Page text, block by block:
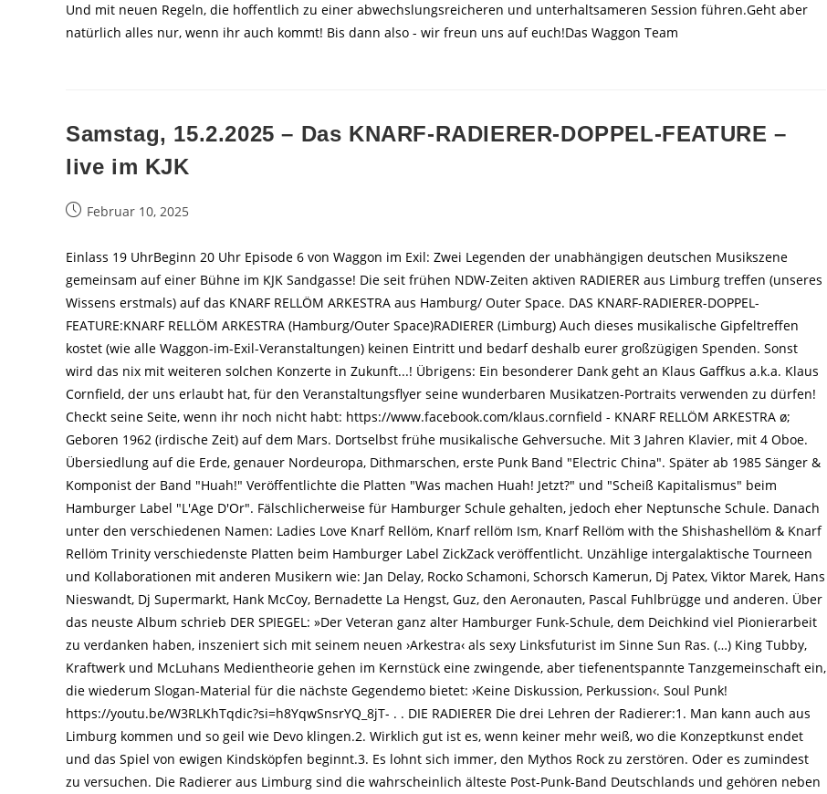
Und mit neuen Regeln, die hoffentlich zu einer abwechslungsreicheren und unterhaltsameren Session führen.Geht aber
natürlich alles nur, wenn ihr auch kommt! Bis dann also - wir freun uns auf euch!Das Waggon Team
Samstag, 15.2.2025 – Das KNARF-RADIERER-DOPPEL-FEATURE –
live im KJK
BeitragFebruar 10, 2025
Einlass 19 UhrBeginn 20 Uhr Episode 6 von Waggon im Exil: Zwei Legenden der unabhängigen deutschen Musikszene
gemeinsam auf einer Bühne im KJK Sandgasse! Die seit frühen NDW-Zeiten aktiven RADIERER aus Limburg treffen (unseres
Wissens erstmals) auf das KNARF RELLÖM ARKESTRA aus Hamburg/ Outer Space. DAS KNARF-RADIERER-DOPPEL-
FEATURE:KNARF RELLÖM ARKESTRA (Hamburg/Outer Space)RADIERER (Limburg) Auch dieses musikalische Gipfeltreffen
kostet (wie alle Waggon-im-Exil-Veranstaltungen) keinen Eintritt und bedarf deshalb eurer großzügigen Spenden. Sonst
wird das nix mit weiteren solchen Konzerte in Zukunft...! Übrigens: Ein besonderer Dank geht an Klaus Gaffkus a.k.a. Klaus
Cornfield, der uns erlaubt hat, für den Veranstaltungsflyer seine wunderbaren Musikatzen-Portraits verwenden zu dürfen!
Checkt seine Seite, wenn ihr noch nicht habt: https://www.facebook.com/klaus.cornfield - KNARF RELLÖM ARKESTRA ø;
Geboren 1962 (irdische Zeit) auf dem Mars. Dortselbst frühe musikalische Gehversuche. Mit 3 Jahren Klavier, mit 4 Oboe.
Übersiedlung auf die Erde, genauer Nordeuropa, Dithmarschen, erste Punk Band "Electric China". Später ab 1985 Sänger &
Komponist der Band "Huah!" Veröffentlichte die Platten "Was machen Huah! Jetzt?" und "Scheiß Kapitalismus" beim
Hamburger Label "L'Age D'Or". Fälschlicherweise für Hamburger Schule gehalten, jedoch eher Neptunsche Schule. Danach
unter den verschiedenen Namen: Ladies Love Knarf Rellöm, Knarf rellöm Ism, Knarf Rellöm with the Shishashellöm & Knarf
Rellöm Trinity verschiedenste Platten beim Hamburger Label ZickZack veröffentlicht. Unzählige intergalaktische Tourneen
und Kollaborationen mit anderen Musikern wie: Jan Delay, Rocko Schamoni, Schorsch Kamerun, Dj Patex, Viktor Marek, Hans
Nieswandt, Dj Supermarkt, Hank McCoy, Bernadette La Hengst, Guz, den Aeronauten, Pascal Fuhlbrügge und anderen. Über
das neuste Album schrieb DER SPIEGEL: »Der Veteran ganz alter Hamburger Funk-Schule, dem Deichkind viel Pionierarbeit
zu verdanken haben, inszeniert sich mit seinem neuen ›Arkestra‹ als sexy Linksfuturist im Sinne Sun Ras. (…) King Tubby,
Kraftwerk und McLuhans Medientheorie gehen im Kernstück eine zwingende, aber tiefenentspannte Tanzgemeinschaft ein,
die wiederum Slogan-Material für die nächste Gegendemo bietet: ›Keine Diskussion, Perkussion‹. Soul Punk!
https://youtu.be/W3RLKhTqdic?si=h8YqwSnsrYQ_8jT- . . DIE RADIERER Die drei Lehren der Radierer:1. Man kann auch aus
Limburg kommen und so geil wie Devo klingen.2. Wirklich gut ist es, wenn keiner mehr weiß, wo die Konzeptkunst endet
und das Spiel von ewigen Kindsköpfen beginnt.3. Es lohnt sich immer, den Mythos Rock zu zerstören. Oder es zumindest
zu versuchen. Die Radierer aus Limburg sind die wahrscheinlich älteste Post-Punk-Band Deutschlands und gehören neben